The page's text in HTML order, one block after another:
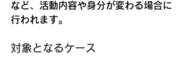
など、活動内容や身分が変わる場合に
行われます。
対象となるケース